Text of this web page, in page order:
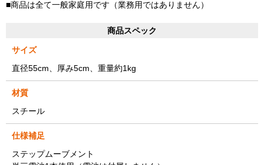
■商品は全て一般家庭用です（業務用ではありません）
商品スペック
サイズ
直径55cm、厚み5cm、重量約1kg
材質
スチール
仕様補足
ステップムーブメント